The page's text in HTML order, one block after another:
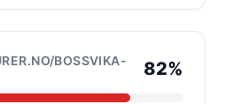
BOSSVIKA-
82%